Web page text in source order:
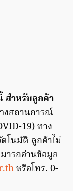
สำหรับลูกค้า
งสถานการณ์
19) ทาง
โนมัติ ลูกค้าไม่
ารถอ่านข้อมูล
หรือโทร. 0-